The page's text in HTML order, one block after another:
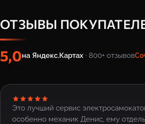
ОТЗЫВЫ
5,0на Яндекс.Картах · 800+ отзывов
Это лучший сервис
особенно механик Денис, ему